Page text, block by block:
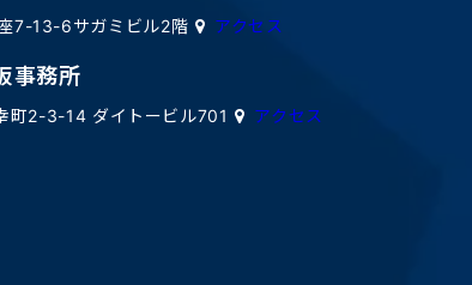
7-13-6サガミビル2階 アクセス
事務所
町2-3-14 ダイトービル701 アクセス